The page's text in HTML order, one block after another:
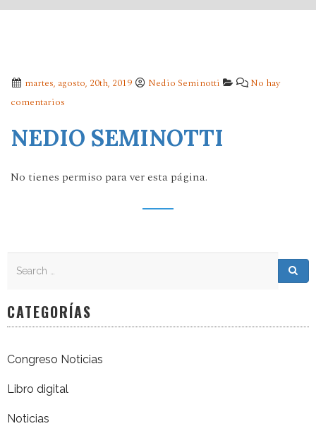
martes, agosto, 20th, 2019 Nedio Seminotti
No hay
comentarios
NEDIO SEMINOTTI
No tienes permiso para ver esta página.
CATEGORÍAS
Congreso Noticias
Libro digital
Noticias